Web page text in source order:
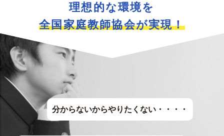
理想的な環境を
全国家庭教師協会が実現！
分からないからやりたくない・・・・